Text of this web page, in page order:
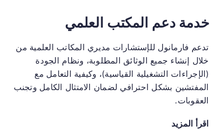
خدمة دعم المكتب العلمي
تدعم فارمانول للإستشارات مديري المكاتب العلمية من
خلال إنشاء جميع الوثائق المطلوبة، ونظام الجودة
(الإجراءات التشغيلية القياسية)، وكيفية التعامل مع
المفتشين بشكل احترافي لضمان الامتثال الكامل وتجنب
العقوبات.
اقرأ المزيد